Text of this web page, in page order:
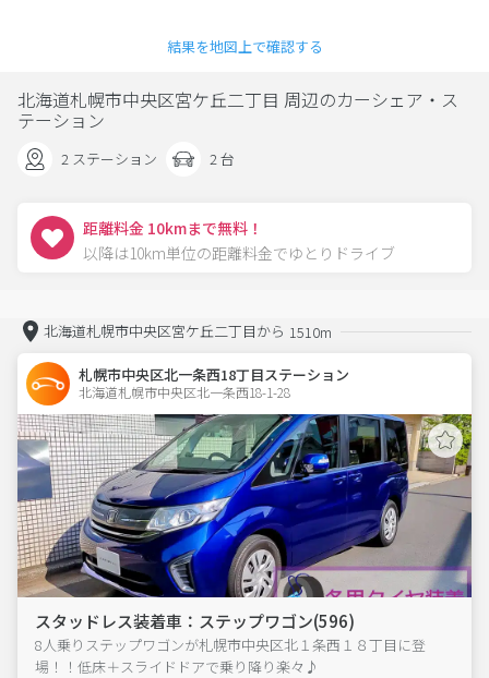
結果を地図上で確認する
北海道札幌市中央区宮ケ丘二丁目 周辺のカーシェア・ス
テーション
2 ステーション 2 台
距離料金 10kmまで無料！
以降は10km単位の距離料金でゆとりドライブ
北海道札幌市中央区宮ケ丘二丁目から 1510m
札幌市中央区北一条西18丁目ステーション
北海道札幌市中央区北一条西18-1-28
スタッドレス装着車：ステップワゴン(596)
8人乗りステップワゴンが札幌市中央区北１条西１８丁目に登
場！！低床＋スライドドアで乗り降り楽々♪